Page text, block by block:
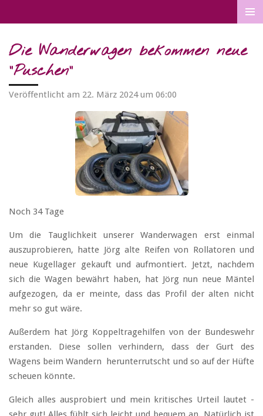
springen
Die Wanderwagen bekommen neue
"Puschen"
Veröffentlicht am 22. März 2024 um 06:00
Noch 34 Tage
Um die Tauglichkeit unserer Wanderwagen erst einmal
auszuprobieren, hatte Jörg alte Reifen von Rollatoren und
neue Kugellager gekauft und aufmontiert. Jetzt, nachdem
sich die Wagen bewährt haben, hat Jörg nun neue Mäntel
aufgezogen, da er meinte, dass das Profil der alten nicht
mehr so gut wäre.
Außerdem hat Jörg Koppeltragehilfen von der Bundeswehr
erstanden. Diese sollen verhindern, dass der Gurt des
Wagens beim Wandern herunterrutscht und so auf der Hüfte
scheuen könnte.
Gleich alles ausprobiert und mein kritisches Urteil lautet -